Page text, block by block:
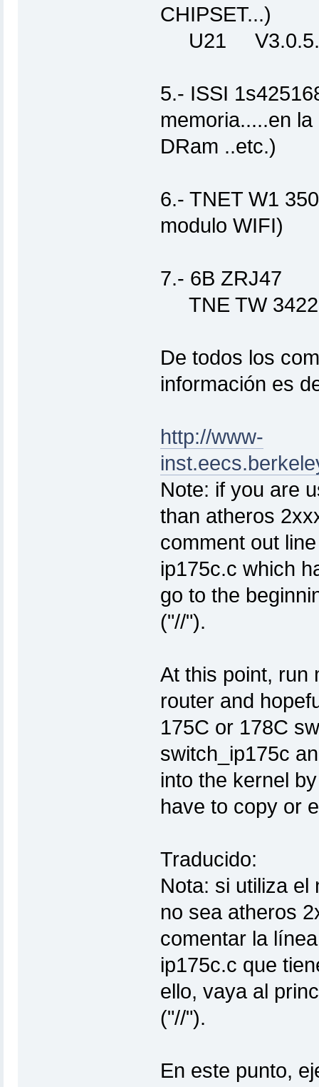
CHIPSET...)
U21
5.- ISSI
memoria.....en
DRam ..etc.)
6.- TNET W1
modulo WIFI)
7.- 6B ZRJ47
TNE TW 3422
De todos los
información es
http://www-
Note: if you are
than atheros
comment out
ip175c.c which
go to the
("//").
At this point, run
router and
175C or 178C
switch_ip175c
into the kernel
have to copy or
Traducido:
Nota: si utiliza el
no sea atheros
comentar la
ip175c.c que
ello, vaya al
("//").
En este punto,